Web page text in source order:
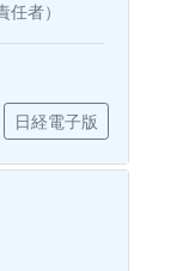
者）
日経電子版